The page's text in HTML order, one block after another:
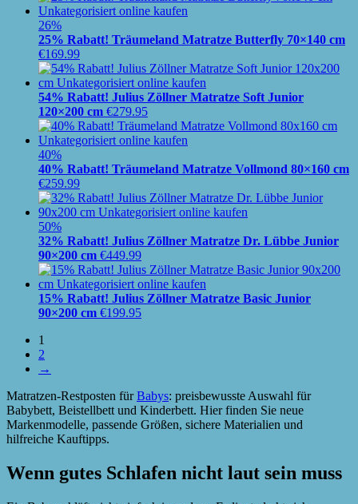
26%
25% Rabatt! Träumeland Matratze Butterfly 70×140 cm
€169.99
54% Rabatt! Julius Zöllner Matratze Soft Junior
120×200 cm €279.95
40%
40% Rabatt! Träumeland Matratze Vollmond 80×160 cm
€259.99
50%
32% Rabatt! Julius Zöllner Matratze Dr. Lübbe Junior
90×200 cm €449.99
15% Rabatt! Julius Zöllner Matratze Basic Junior
90×200 cm €199.95
1
2
→
Matratzen-Restposten fürBabys: preisbewusste Auswahl für
Babybett, Beistellbett und Kinderbett. Hier finden Sie neue
Markenmodelle, passende Größen, sichere Materialien und
hilfreiche Kauftipps.
Wenn gutes Schlafen nicht laut sein muss